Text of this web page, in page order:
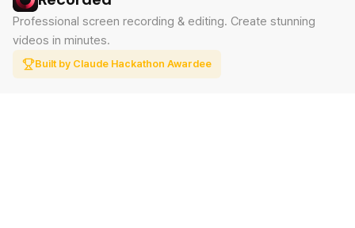
Professional screen recording & editing. Create stunning
videos in minutes.
Built by Claude Hackathon Awardee